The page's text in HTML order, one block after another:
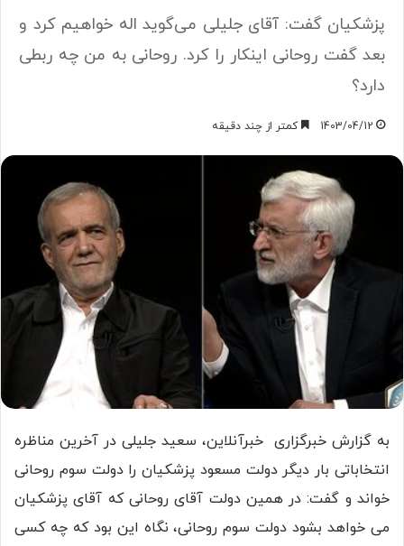
پزشکیان گفت: آقای جلیلی می‌گوید اله خواهیم کرد و
بعد گفت روحانی اینکار را کرد. روحانی به من چه ربطی
دارد؟
1403/04/12 کمتر از چند دقیقه
به گزارش خبرگزاری خبرآنلاین، سعید جلیلی در آخرین مناظره
انتخاباتی بار دیگر دولت مسعود پزشکیان را دولت سوم روحانی
خواند و گفت: در همین دولت آقای روحانی که آقای پزشکیان
می خواهد بشود دولت سوم روحانی، نگاه این بود که چه کسی